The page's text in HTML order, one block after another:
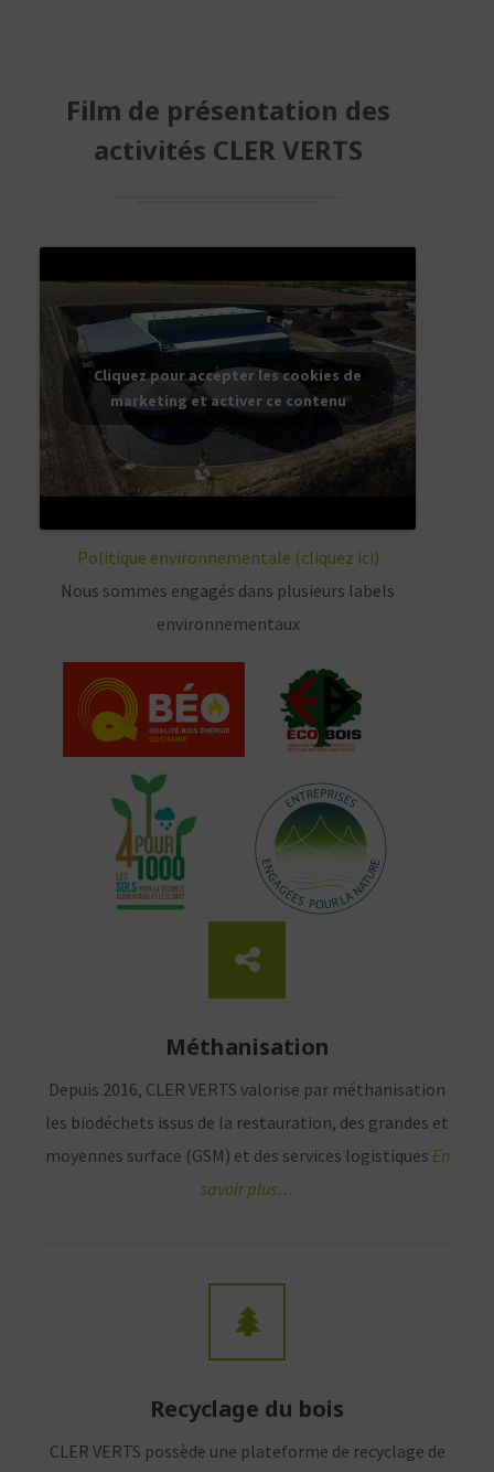
Film de présentation des
activités CLER VERTS
Cliquez pour accepter les cookies de
marketing et activer ce contenu
Politique environnementale (cliquez ici)
Nous sommes engagés dans plusieurs labels
environnementaux
Méthanisation
Depuis 2016, CLER VERTS valorise par méthanisation
les biodéchets issus de la restauration, des grandes et
moyennes surface (GSM) et des services logistiques En
savoir plus…
Recyclage du bois
CLER VERTS possède une plateforme de recyclage de